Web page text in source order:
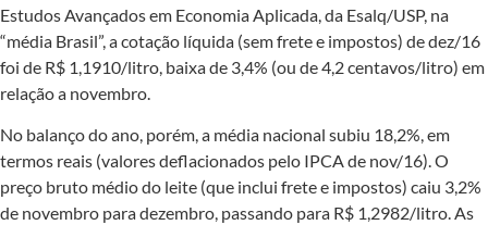
Estudos Avançados em Economia Aplicada, da Esalq/USP, na
“média Brasil”, a cotação líquida (sem frete e impostos) de dez/16
foi de R$ 1,1910/litro, baixa de 3,4% (ou de 4,2 centavos/litro) em
relação a novembro.
No balanço do ano, porém, a média nacional subiu 18,2%, em
termos reais (valores deflacionados pelo IPCA de nov/16). O
preço bruto médio do leite (que inclui frete e impostos) caiu 3,2%
de novembro para dezembro, passando para R$ 1,2982/litro. As